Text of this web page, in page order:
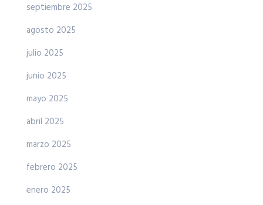
septiembre 2025
agosto 2025
julio 2025
junio 2025
mayo 2025
abril 2025
marzo 2025
febrero 2025
enero 2025